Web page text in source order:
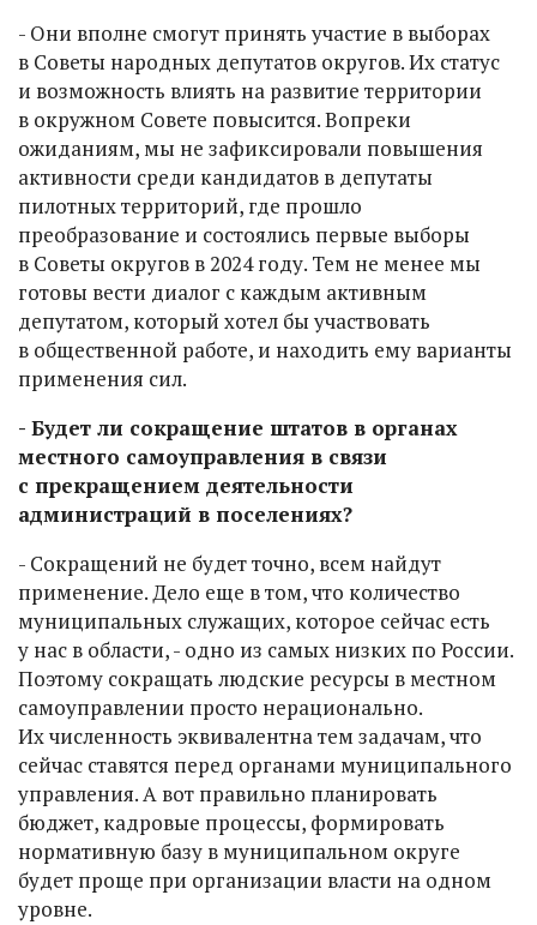
- Они вполне смогут принять участие в выборах
в Советы народных депутатов округов. Их статус
и возможность влиять на развитие территории
в окружном Совете повысится. Вопреки
ожиданиям, мы не зафиксировали повышения
активности среди кандидатов в депутаты
пилотных территорий, где прошло
преобразование и состоялись первые выборы
в Советы округов в 2024 году. Тем не менее мы
готовы вести диалог с каждым активным
депутатом, который хотел бы участвовать
в общественной работе, и находить ему варианты
применения сил.
- Будет ли сокращение штатов в органах
местного самоуправления в связи
с прекращением деятельности
администраций в поселениях?
- Сокращений не будет точно, всем найдут
применение. Дело еще в том, что количество
муниципальных служащих, которое сейчас есть
у нас в области, - одно из самых низких по России.
Поэтому сокращать людские ресурсы в местном
самоуправлении просто нерационально.
Их численность эквивалентна тем задачам, что
сейчас ставятся перед органами муниципального
управления. А вот правильно планировать
бюджет, кадровые процессы, формировать
нормативную базу в муниципальном округе
будет проще при организации власти на одном
уровне.